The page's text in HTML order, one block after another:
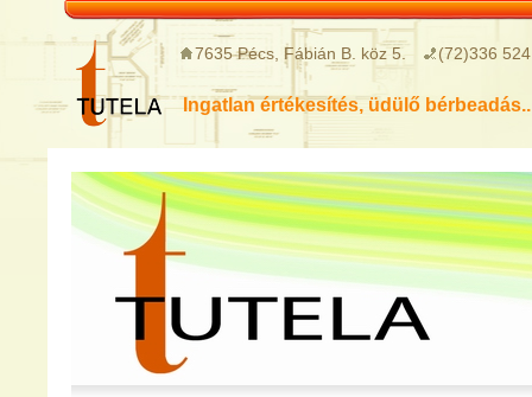
7635 Pécs, Fábián B. köz 5. (72)336 524
Ingatlan értékesítés, üdülő